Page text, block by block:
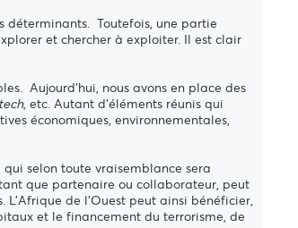
déterminants. Toutefois, une partie
et chercher à exploiter. Il est clair
Aujourd'hui, nous avons en place des
, etc. Autant d'éléments réunis qui
économiques, environnementales,
selon toute vraisemblance sera
que partenaire ou collaborateur, peut
de l'Ouest peut ainsi bénéficier,
et le financement du terrorisme, de